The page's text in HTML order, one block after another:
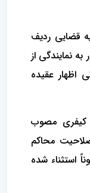
قضایی ردیف
به نمایندگی از
اظهار عقیده
کیفری مصوب
صلاحیت محاکم
استثناء شده